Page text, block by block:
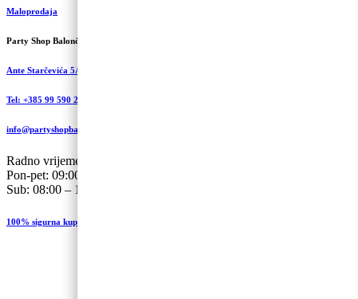
Maloprodaja
Party Shop Balončić, obrt
Ante Starčevića 5A, Koprivnica
Tel: +385 99 590 2450
info@partyshopbaloncic.hr
Radno vrijeme
Pon-pet: 09:00-19.00
Sub: 08:00 – 13:00
100% sigurna kupovina